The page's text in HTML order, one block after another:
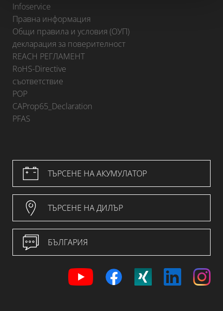
Infoservice
Правна информация
Общи правила и условия (ОУП)
декларация за поверителност
REACH РЕГЛАМЕНТ
RoHS-Directive
съответствие
POP
CAProp65_Declaration
PFAS
ТЪРСЕНЕ НА АКУМУЛАТОР
ТЪРСЕНЕ НА ДИЛЪР
БЪЛГАРИЯ